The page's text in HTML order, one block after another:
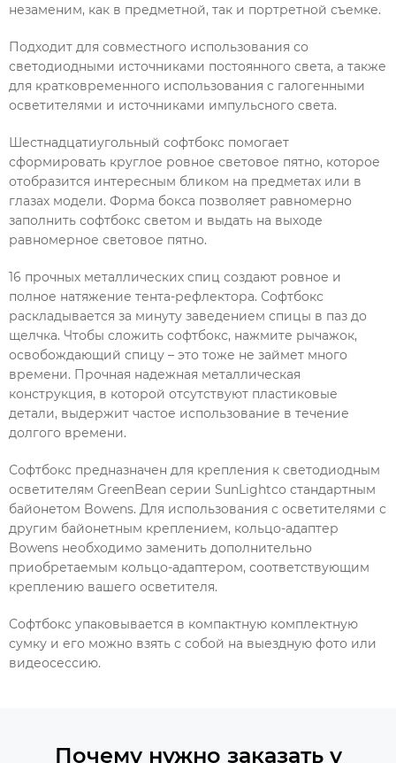
незаменим, как в предметной, так и портретной съемке.
Подходит для совместного использования со
светодиодными источниками постоянного света, а также
для кратковременного использования с галогенными
осветителями и источниками импульсного света.
Шестнадцатиугольный софтбокс помогает
сформировать круглое ровное световое пятно, которое
отобразится интересным бликом на предметах или в
глазах модели. Форма бокса позволяет равномерно
заполнить софтбокс светом и выдать на выходе
равномерное световое пятно.
16 прочных металлических спиц создают ровное и
полное натяжение тента-рефлектора. Софтбокс
раскладывается за минуту заведением спицы в паз до
щелчка. Чтобы сложить софтбокс, нажмите рычажок,
освобождающий спицу – это тоже не займет много
времени. Прочная надежная металлическая
конструкция, в которой отсутствуют пластиковые
детали, выдержит частое использование в течение
долгого времени.
Софтбокс предназначен для крепления к светодиодным
осветителям GreenBean серии SunLightсо стандартным
байонетом Bowens. Для использования с осветителями с
другим байонетным креплением, кольцо-адаптер
Bowens необходимо заменить дополнительно
приобретаемым кольцо-адаптером, соответствующим
креплению вашего осветителя.
Софтбокс упаковывается в компактную комплектную
сумку и его можно взять с собой на выездную фото или
видеосессию.
Почему нужно заказать у